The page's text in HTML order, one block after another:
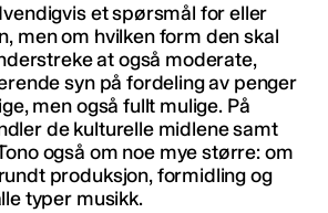
et spørsmål for eller
men om hvilken form den skal
at også moderate,
syn på fordeling av penger
men også fullt mulige. På
de kulturelle midlene samt
også om noe mye større: om
produksjon, formidling og
typer musikk.